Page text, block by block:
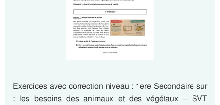
Exercices avec correction niveau : 1ere Secondaire sur
: les besoins des animaux et des végétaux – SVT